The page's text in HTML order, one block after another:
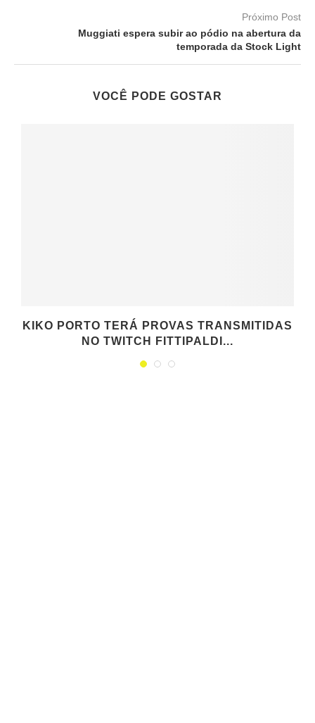
Próximo Post
Muggiati espera subir ao pódio na abertura da
temporada da Stock Light
VOCÊ PODE GOSTAR
KIKO PORTO TERÁ PROVAS TRANSMITIDAS
NO TWITCH FITTIPALDI...